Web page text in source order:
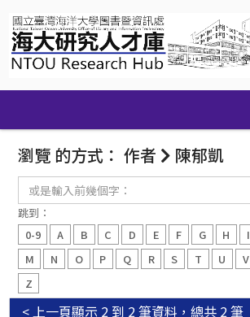
navigation
瀏覽 的方式： 作者 陳郁凱
跳到：
0-9
A B C D E F G H I
M
N O P Q R S T U V
Z
顯示 2 到 2 筆資料，總共 2 筆
< 上一頁